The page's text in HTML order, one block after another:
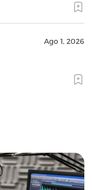
Ago 1, 2026